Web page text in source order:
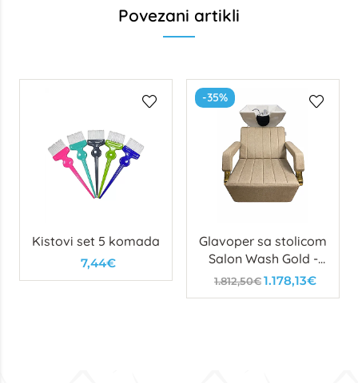
Povezani artikli
Kistovi set 5 komada
7,44€
-35%
Glavoper sa stolicom
Salon Wash Gold -
izložbeni
1.812,50€1.178,13€